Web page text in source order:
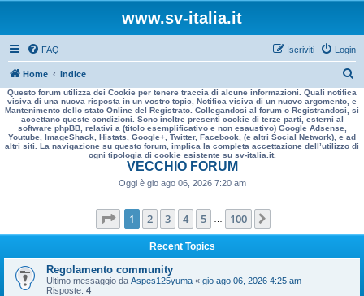
www.sv-italia.it
FAQ Login
Iscriviti
Home Indice
e
r
a
Questo forum utilizza dei Cookie per tenere traccia di alcune informazioni. Quali notifica
visiva di una nuova risposta in un vostro topic, Notifica visiva di un nuovo argomento, e
Mantenimento dello stato Online del Registrato. Collegandosi al forum o Registrandosi, si
accettano queste condizioni. Sono inoltre presenti cookie di terze parti, esterni al
software phpBB, relativi a (titolo esemplificativo e non esaustivo) Google Adsense,
Youtube, ImageShack, Histats, Google+, Twitter, Facebook, (e altri Social Network), e ad
altri siti. La navigazione su questo forum, implica la completa accettazione dell’utilizzo di
ogni tipologia di cookie esistente su sv-italia.it.
VECCHIO FORUM
Oggi è gio ago 06, 2026 7:20 am
Pagina di 100
1 2 3 4 5 100
Recent Topics
Regolamento community
Ultimo messaggio da Aspes125yuma « gio ago 06, 2026 4:25 am
Risposte: 4